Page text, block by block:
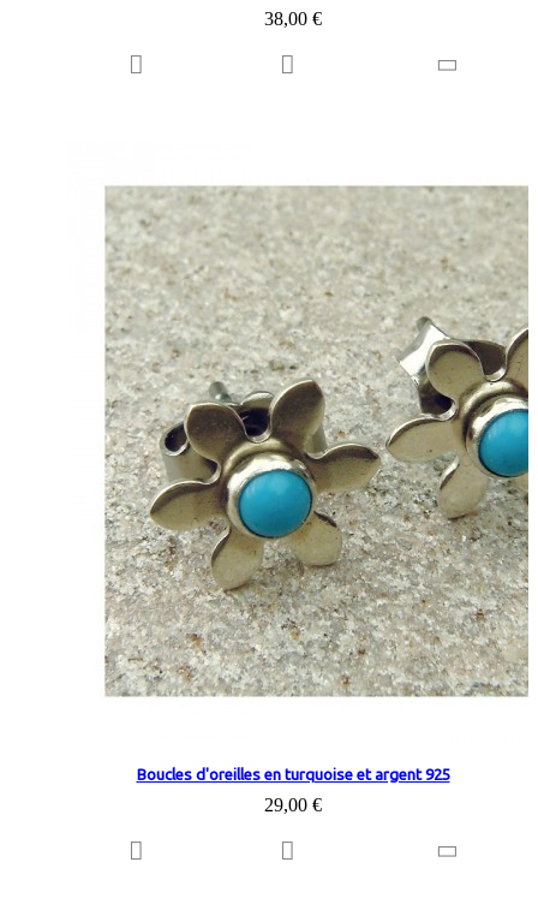
38,00 €
Boucles d'oreilles en turquoise et argent 925
29,00 €